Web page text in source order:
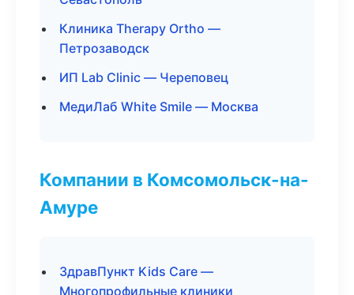
Клиника Therapy Ortho —
Петрозаводск
ИП Lab Clinic — Череповец
МедиЛаб White Smile — Москва
Компании в Комсомольск-на-
Амуре
ЗдравПункт Kids Care —
Многопрофильные клиники